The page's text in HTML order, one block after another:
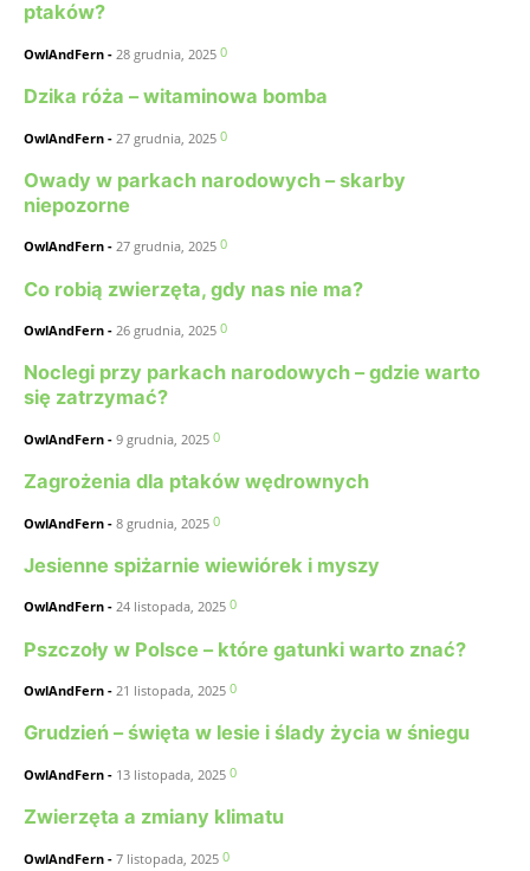
ptaków?
OwlAndFern - 28 grudnia, 2025 0
Dzika róża – witaminowa bomba
OwlAndFern - 27 grudnia, 2025 0
Owady w parkach narodowych – skarby
niepozorne
OwlAndFern - 27 grudnia, 2025 0
Co robią zwierzęta, gdy nas nie ma?
OwlAndFern - 26 grudnia, 2025 0
Noclegi przy parkach narodowych – gdzie warto
się zatrzymać?
OwlAndFern - 9 grudnia, 2025 0
Zagrożenia dla ptaków wędrownych
OwlAndFern - 8 grudnia, 2025 0
Jesienne spiżarnie wiewiórek i myszy
OwlAndFern - 24 listopada, 2025 0
Pszczoły w Polsce – które gatunki warto znać?
OwlAndFern - 21 listopada, 2025 0
Grudzień – święta w lesie i ślady życia w śniegu
OwlAndFern - 13 listopada, 2025 0
Zwierzęta a zmiany klimatu
OwlAndFern - 7 listopada, 2025 0